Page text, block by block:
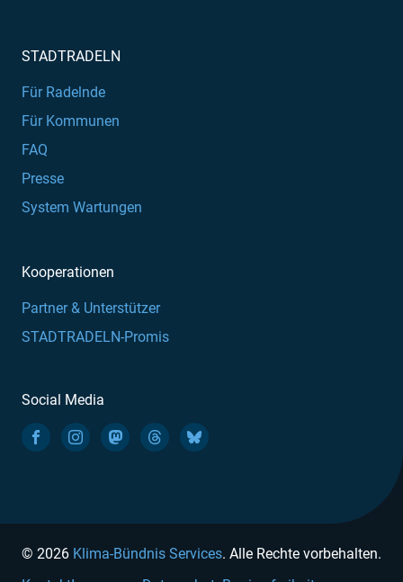
STADTRADELN
Für Radelnde
Für Kommunen
FAQ
Presse
System Wartungen
Kooperationen
Partner & Unterstützer
STADTRADELN-Promis
Social Media
© 2026 Klima-Bündnis Services. Alle Rechte vorbehalten.